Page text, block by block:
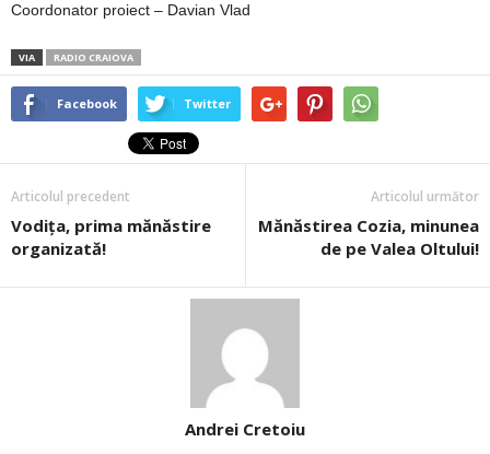
Coordonator proiect – Davian Vlad
VIA RADIO CRAIOVA
Facebook Twitter
Articolul precedent
Vodița, prima mănăstire
organizată!
Articolul următor
Mănăstirea Cozia, minunea
de pe Valea Oltului!
Andrei Cretoiu